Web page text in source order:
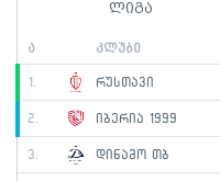
ლიგა
ა კლუბი
1. რუსთავი
2. იბერია 1999
3. დინამო თბ